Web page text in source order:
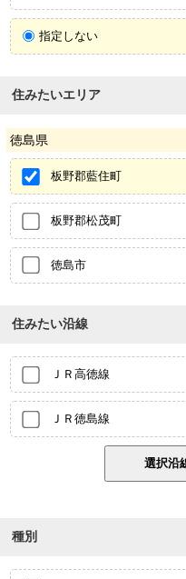
指定しない
住みたいエリア
徳島県
板野郡藍住町
板野郡松茂町
徳島市
住みたい沿線
ＪＲ高徳線
ＪＲ徳島線
種別